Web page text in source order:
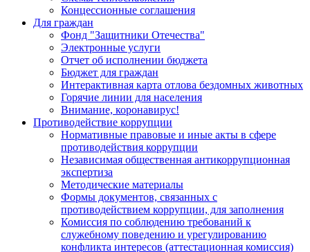
Концессионные соглашения
Для граждан
Фонд "Защитники Отечества"
Электронные услуги
Отчет об исполнении бюджета
Бюджет для граждан
Интерактивная карта отлова бездомных животных
Горячие линии для населения
Внимание, коронавирус!
Противодействие коррупции
Нормативные правовые и иные акты в сфере
противодействия коррупции
Независимая общественная антикоррупционная
экспертиза
Методические материалы
Формы документов, связанных с
противодействием коррупции, для заполнения
Комиссия по соблюдению требований к
служебному поведению и урегулированию
конфликта интересов (аттестационная комиссия)